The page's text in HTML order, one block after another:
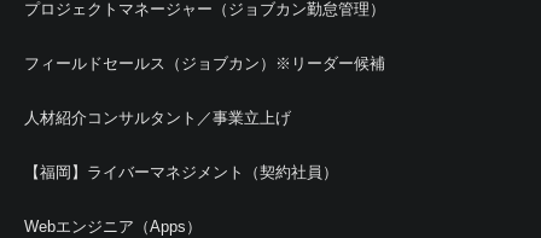
プロジェクトマネージャー（ジョブカン勤怠管理）
フィールドセールス（ジョブカン）※リーダー候補
人材紹介コンサルタント／事業立上げ
【福岡】ライバーマネジメント（契約社員）
Webエンジニア（Apps）